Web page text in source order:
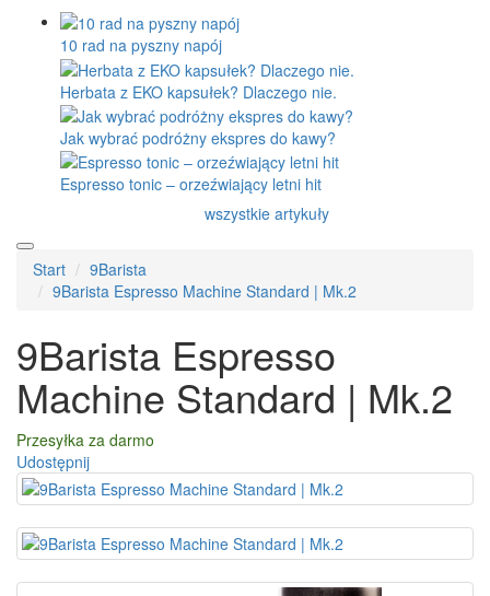
10 rad na pyszny napój
Herbata z EKO kapsułek? Dlaczego nie.
Jak wybrać podróżny ekspres do kawy?
Espresso tonic – orzeźwiający letni hit
wszystkie artykuły
Start
9Barista
9Barista Espresso Machine Standard | Mk.2
9Barista Espresso
Machine Standard | Mk.2
Przesyłka za darmo
Udostępnij